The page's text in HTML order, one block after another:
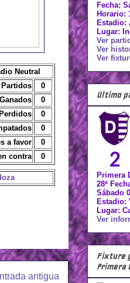
Neutral
Partidos
0
Ganados
0
Perdidos
0
0
a favor
0
contra
0
antigua
Fecha:
Horario:
Estadio:
Lugar:
Ver
Ver
Ver
Último
2
Primera
28ª
Sábado
Estadio:
Lugar:
Ver
Fixture
Primera